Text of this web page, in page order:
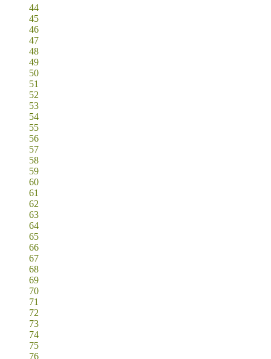
44
45
46
47
48
49
50
51
52
53
54
55
56
57
58
59
60
61
62
63
64
65
66
67
68
69
70
71
72
73
74
75
76